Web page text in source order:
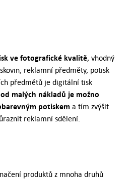
ve fotografické kvalitě, vhodný
reklamní předměty, potisk
předmětů je digitální tisk
malých nákladů je možno
potiskem a tím zvýšit
reklamní sdělení.
produktů z mnoha druhů